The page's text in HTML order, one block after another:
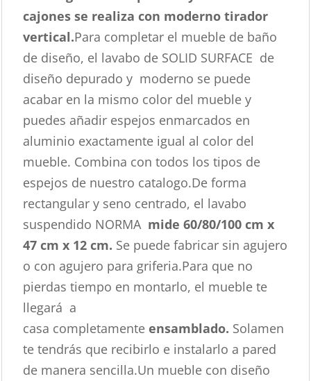
cajones se realiza con moderno tirador
vertical.Para completar el mueble de baño
de diseño, el lavabo de SOLID SURFACE de
diseño depurado y moderno se puede
acabar en la mismo color del mueble y
puedes añadir espejos enmarcados en
aluminio exactamente igual al color del
mueble. Combina con todos los tipos de
espejos de nuestro catalogo.De forma
rectangular y seno centrado, el lavabo
suspendido NORMA mide 60/80/100 cm x
47 cm x 12 cm. Se puede fabricar sin agujero
o con agujero para griferia.Para que no
pierdas tiempo en montarlo, el mueble te
llegará a
casa completamente ensamblado. Solamen
te tendrás que recibirlo e instalarlo a pared
de manera sencilla.Un mueble con diseño